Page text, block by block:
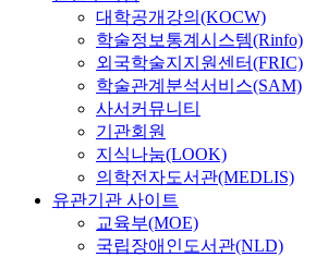
대학공개강의(KOCW)
학술정보통계시스템(Rinfo)
외국학술지지원센터(FRIC)
학술관계분석서비스(SAM)
사서커뮤니티
기관회원
지식나눔(LOOK)
의학전자도서관(MEDLIS)
유관기관 사이트
교육부(MOE)
국립장애인도서관(NLD)